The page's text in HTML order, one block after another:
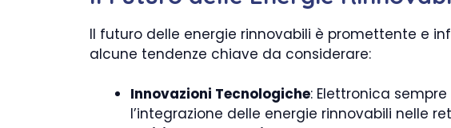
Il futuro delle energie rinnovabili è promettente e
alcune tendenze chiave da considerare:
Innovazioni Tecnologiche: Elettronica
l’integrazione delle energie rinnovabili nelle